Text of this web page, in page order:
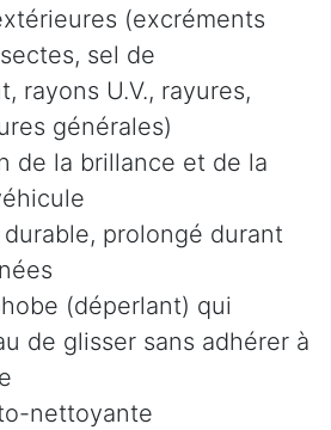
(excréments
sel de
rayons U.V., rayures,
générales)
de la brillance et de la
prolongé durant
(déperlant) qui
de glisser sans adhérer à
nettoyante